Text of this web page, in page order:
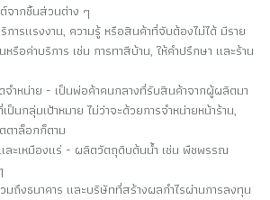
จากชิ้นส่วนต่าง ๆ
การแรงงาน, ความรู้ หรือสินค้าที่จับต้องไม่ได้ มีราย
หรือค่าบริการ เช่น การทาสีบ้าน, ให้คำปรึกษา และร้าน
ำหน่าย - เป็นพ่อค้าคนกลางที่รับสินค้าจากผู้ผลิตมา
ป็นกลุ่มเป้าหมาย ไม่ว่าจะด้วยการจำหน่ายหน้าร้าน,
ตาล็อกก็ตาม
ละเหมืองแร่ - ผลิตวัตถุดิบต้นน้ำ เช่น พืชพรรณ
มถึงธนาคาร และบริษัทที่สร้างผลกำไรผ่านการลงทุน